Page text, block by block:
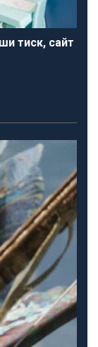
тиск, сайт